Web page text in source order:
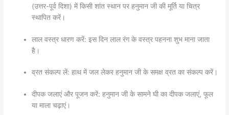
(उत्तर-पूर्व दिशा) में किसी शांत स्थान पर हनुमान जी की मूर्ति या चित्र
स्थापित करें।
लाल वस्त्र धारण करें: इस दिन लाल रंग के वस्त्र पहनना शुभ माना जाता
है।
व्रत संकल्प लें: हाथ में जल लेकर हनुमान जी के समक्ष व्रत का संकल्प करें।
दीपक जलाएं और पूजन करें: हनुमान जी के सामने घी का दीपक जलाएं, फूल
या माला चढ़ाएं।